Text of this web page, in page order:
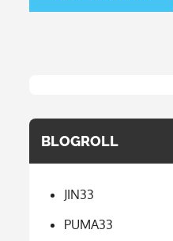
BLOGROLL
JIN33
PUMA33